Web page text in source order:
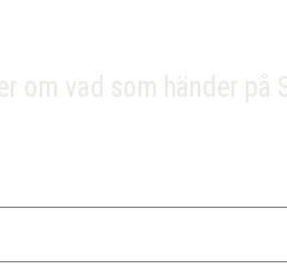
om vad som händer på